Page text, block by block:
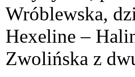
Wróblewska,
Hexeline –
Zwolińska z